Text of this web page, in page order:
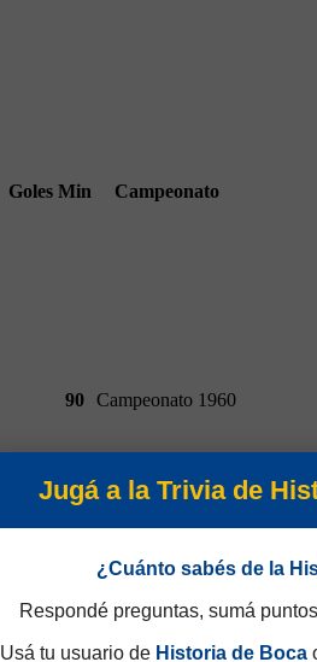
Goles Min Campeonato
90 Campeonato 1960
Jugá a la Trivia de
¿Cuánto sabés de la
Respondé preguntas, sumá
Usá tu usuario de Historia de Boca